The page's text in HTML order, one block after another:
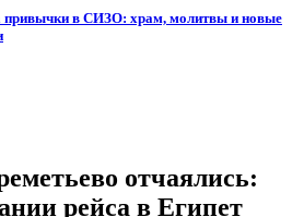
в СИЗО: храм, молитвы и новые
отчаялись:
рейса в Египет